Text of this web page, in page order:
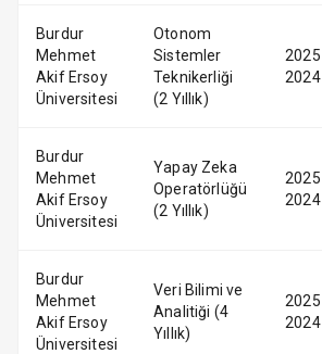
Burdur
Mehmet
Akif Ersoy
Üniversitesi
Otonom
Sistemler
Teknikerliği
(2 Yıllık)
2025
2024
Burdur
Mehmet
Akif Ersoy
Üniversitesi
Yapay Zeka
Operatörlüğü
(2 Yıllık)
2025
2024
Burdur
Mehmet
Akif Ersoy
Üniversitesi
Veri Bilimi ve
Analitiği (4
Yıllık)
2025
2024